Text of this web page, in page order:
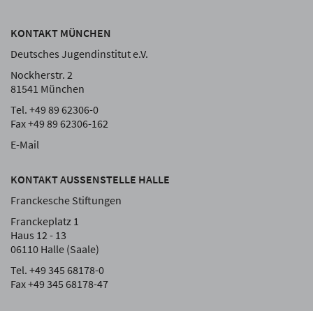
KONTAKT MÜNCHEN
Deutsches Jugendinstitut e.V.
Nockherstr. 2
81541 München
Tel. +49 89 62306-0
Fax +49 89 62306-162
E-Mail
KONTAKT AUSSENSTELLE HALLE
Franckesche Stiftungen
Franckeplatz 1
Haus 12 - 13
06110 Halle (Saale)
Tel. +49 345 68178-0
Fax +49 345 68178-47